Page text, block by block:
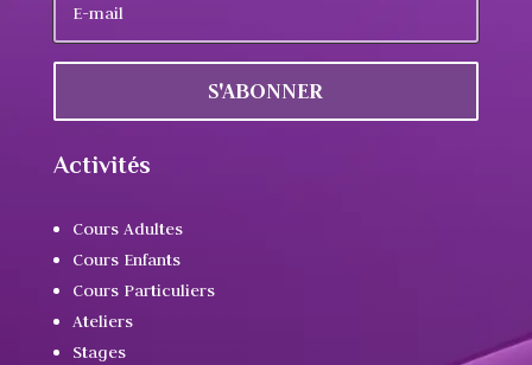
S'ABONNER
Activités
Cours Adultes
Cours Enfants
Cours Particuliers
Ateliers
Stages